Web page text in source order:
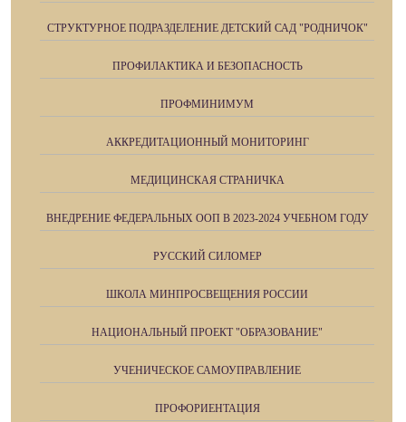
СТРУКТУРНОЕ ПОДРАЗДЕЛЕНИЕ ДЕТСКИЙ САД "РОДНИЧОК"
ПРОФИЛАКТИКА И БЕЗОПАСНОСТЬ
ПРОФМИНИМУМ
АККРЕДИТАЦИОННЫЙ МОНИТОРИНГ
МЕДИЦИНСКАЯ СТРАНИЧКА
ВНЕДРЕНИЕ ФЕДЕРАЛЬНЫХ ООП В 2023-2024 УЧЕБНОМ ГОДУ
РУССКИЙ СИЛОМЕР
ШКОЛА МИНПРОСВЕЩЕНИЯ РОССИИ
НАЦИОНАЛЬНЫЙ ПРОЕКТ "ОБРАЗОВАНИЕ"
УЧЕНИЧЕСКОЕ САМОУПРАВЛЕНИЕ
ПРОФОРИЕНТАЦИЯ